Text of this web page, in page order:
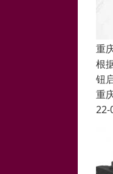
重
根
钮
重
22-